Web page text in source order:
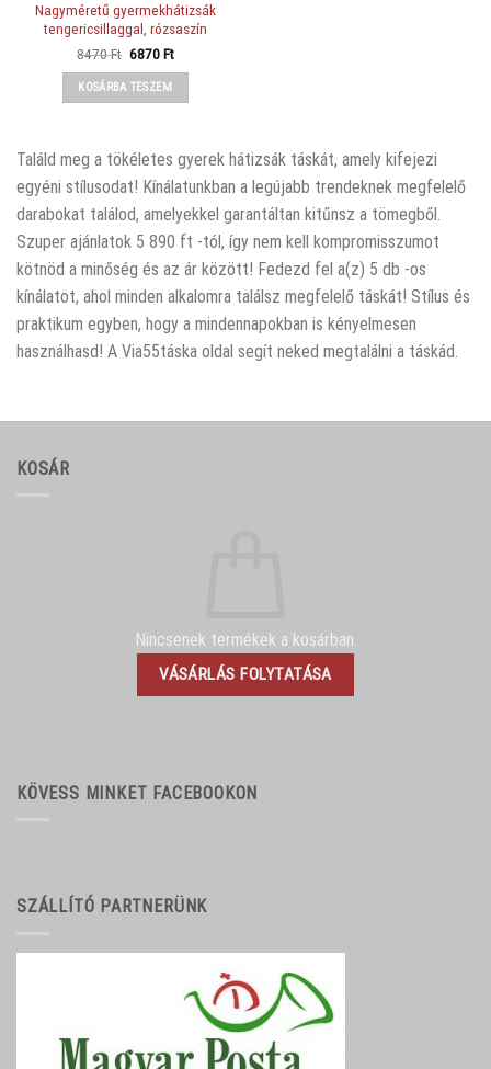
Nagyméretű gyermekhátizsák
tengericsillaggal, rózsaszín
8470Ft Original
was:
8470 Ft.
6870FtCurrent
KOSÁRBA TESZEM
Találd meg a tökéletes gyerek hátizsák táskát, amely kifejezi
egyéni stílusodat! Kínálatunkban a legújabb trendeknek megfelelő
darabokat találod, amelyekkel garantáltan kitűnsz a tömegből.
Szuper ajánlatok 5 890 ft -tól, így nem kell kompromisszumot
kötnöd a minőség és az ár között! Fedezd fel a(z) 5 db -os
kínálatot, ahol minden alkalomra találsz megfelelő táskát! Stílus és
praktikum egyben, hogy a mindennapokban is kényelmesen
használhasd! A Via55táska oldal segít neked megtalálni a táskád.
KOSÁR
Nincsenek termékek a kosárban.
VÁSÁRLÁS FOLYTATÁSA
KÖVESS MINKET FACEBOOKON
SZÁLLÍTÓ PARTNERÜNK